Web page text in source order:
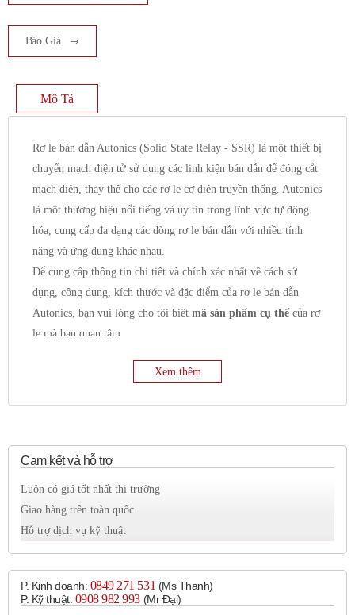
Báo Giá
Mô Tả
Rơ le bán dẫn Autonics (Solid State Relay - SSR) là một thiết bị
chuyển mạch điện tử sử dụng các linh kiện bán dẫn để đóng cắt
mạch điện, thay thế cho các rơ le cơ điện truyền thống. Autonics
là một thương hiệu nổi tiếng và uy tín trong lĩnh vực tự động
hóa, cung cấp đa dạng các dòng rơ le bán dẫn với nhiều tính
năng và ứng dụng khác nhau.
Để cung cấp thông tin chi tiết và chính xác nhất về cách sử
dụng, công dụng, kích thước và đặc điểm của rơ le bán dẫn
Autonics, bạn vui lòng cho tôi biết mã sản phẩm cụ thể của rơ
le mà bạn quan tâm.
Điều khiển tải:
Tải nhiệt:
Điện trở đốt nóng, lò nhiệt.
Tải động cơ:
Tải chiếu sáng:
Thiết bị bán dẫn công suất lớn.
Cách ly quang:Nhiều dòng rơ le bán dẫn Autonics sử
Xem thêm
Cam kết và hỗ trợ
Luôn có giá tốt nhất thị trường
Giao hàng trên toàn quốc
Hỗ trợ dịch vụ kỹ thuật
P. Kinh doanh: 0849 271 531 (Ms Thanh)
P. Kỹ thuật: 0908 982 993​ (Mr Đại)